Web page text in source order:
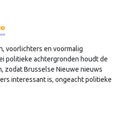
wel een aantal ego's over
springen", zegt zij.
voorlichters en voormalig
politieke achtergronden houdt de
zodat Brusselse Nieuwe nieuws
interessant is, ongeacht politieke